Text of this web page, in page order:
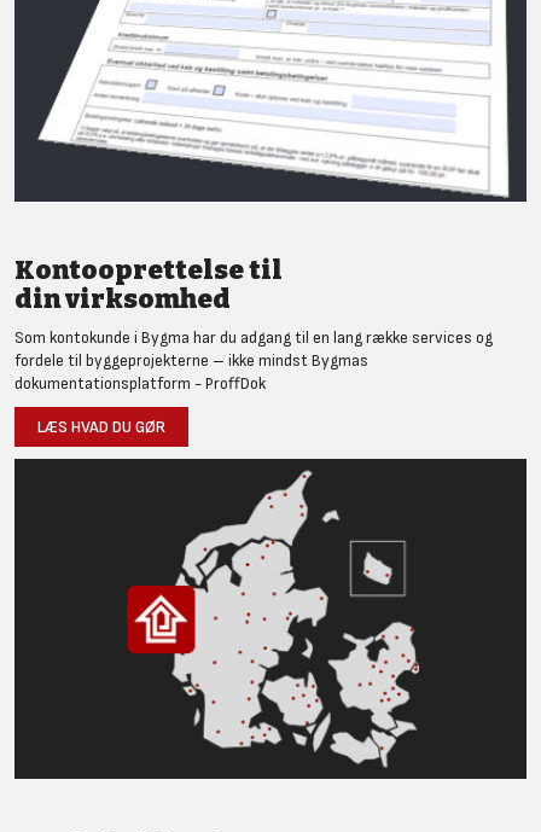
Kontooprettelse til
din virksomhed
Som kontokunde i Bygma har du adgang til en lang række services og
fordele til byggeprojekterne – ikke mindst Bygmas
dokumentationsplatform - ProffDok
LÆS HVAD DU GØR